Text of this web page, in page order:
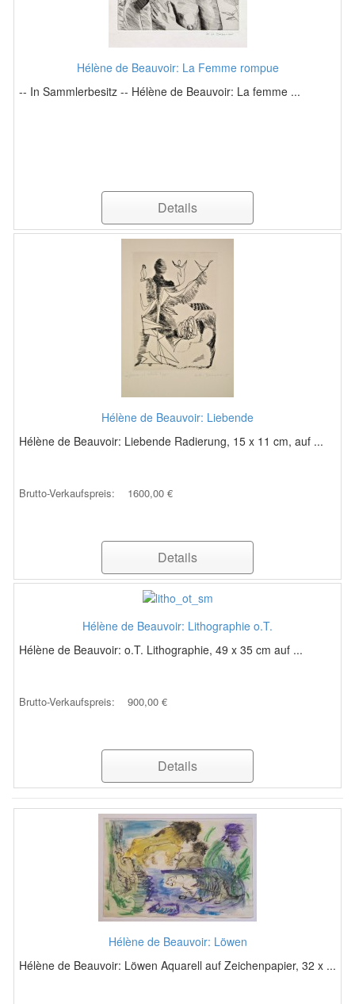
Hélène de Beauvoir: La Femme rompue
-- In Sammlerbesitz -- Hélène de Beauvoir: La femme ...
Details
Hélène de Beauvoir: Liebende
Hélène de Beauvoir: Liebende Radierung, 15 x 11 cm, auf ...
Brutto-Verkaufspreis: 1600,00 €
Details
Hélène de Beauvoir: Lithographie o.T.
Hélène de Beauvoir: o.T. Lithographie, 49 x 35 cm auf ...
Brutto-Verkaufspreis: 900,00 €
Details
Hélène de Beauvoir: Löwen
Hélène de Beauvoir: Löwen Aquarell auf Zeichenpapier, 32 x ...